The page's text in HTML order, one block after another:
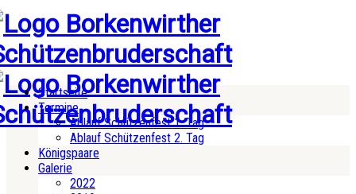
Startseite
Termine
Ablauf Schützenfest 1. Tag
Ablauf Schützenfest 2. Tag
Königspaare
Galerie
2022